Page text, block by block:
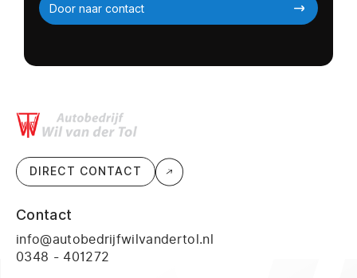
Door naar contact
DIRECT CONTACT
Contact
info@autobedrijfwilvandertol.nl
0348 - 401272